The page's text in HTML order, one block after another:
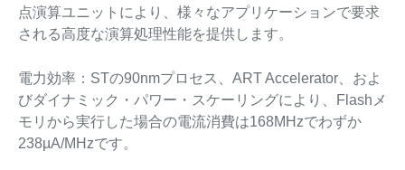
点演算ユニットにより、様々なアプリケーションで要求
される高度な演算処理性能を提供します。
電力効率：STの90nmプロセス、ART Accelerator、およ
びダイナミック・パワー・スケーリングにより、Flashメ
モリから実行した場合の電流消費は168MHzでわずか
238µA/MHzです。